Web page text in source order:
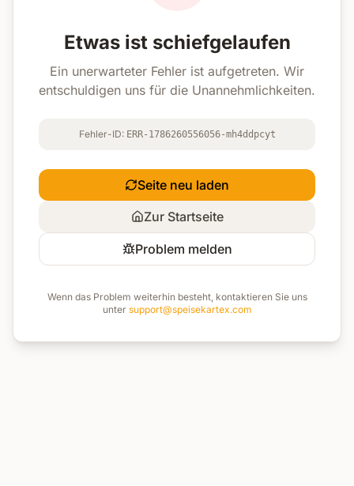
Etwas ist schiefgelaufen
Ein unerwarteter Fehler ist aufgetreten. Wir
entschuldigen uns für die Unannehmlichkeiten.
Fehler-ID: ERR-1786260556056-mh4ddpcyt
Seite neu laden
Zur Startseite
Problem melden
Wenn das Problem weiterhin besteht, kontaktieren Sie uns
unter support@speisekartex.com